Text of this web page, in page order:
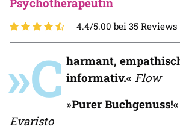
4.4/5.00 bei 35 Reviews
»C harmant,
informativ.« Flow
»Purer Buchgenuss!«
Evaristo